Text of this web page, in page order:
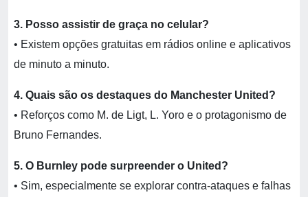
3. Posso assistir de graça no celular?
• Existem opções gratuitas em rádios online e aplicativos
de minuto a minuto.
4. Quais são os destaques do Manchester United?
• Reforços como M. de Ligt, L. Yoro e o protagonismo de
Bruno Fernandes.
5. O Burnley pode surpreender o United?
• Sim, especialmente se explorar contra-ataques e falhas